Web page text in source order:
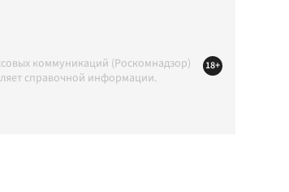
коммуникаций (Роскомнадзор)
справочной информации.
18+